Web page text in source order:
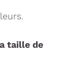
taille de